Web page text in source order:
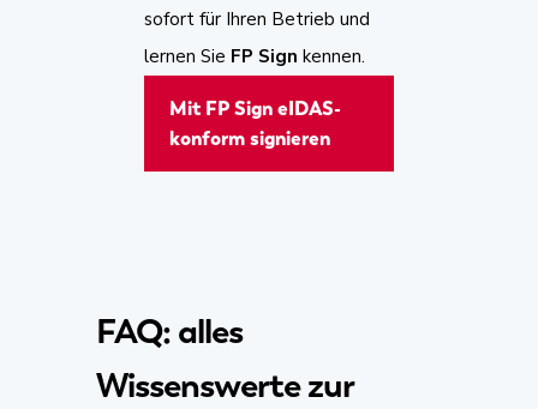
sofort für Ihren Betrieb und
lernen Sie FP Sign kennen.
Mit FP Sign eIDAS-
konform signieren
FAQ: alles
Wissenswerte zur